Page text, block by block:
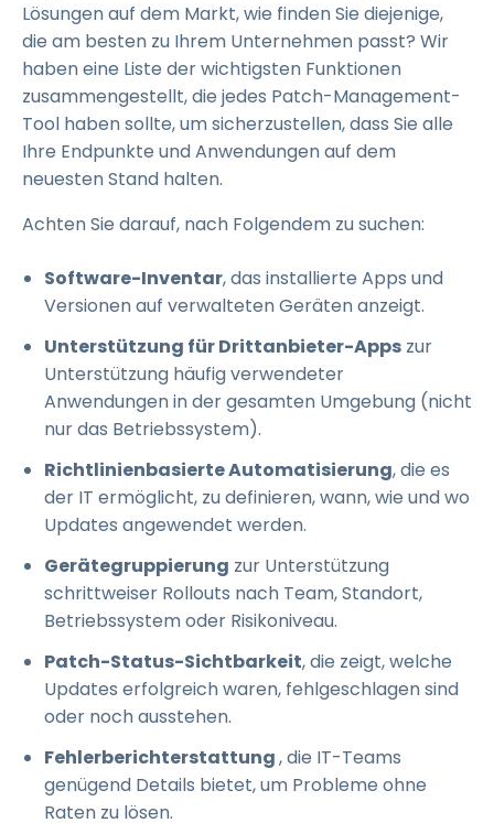
Lösungen auf dem Markt, wie finden Sie diejenige,
die am besten zu Ihrem Unternehmen passt? Wir
haben eine Liste der wichtigsten Funktionen
zusammengestellt, die jedes Patch-Management-
Tool haben sollte, um sicherzustellen, dass Sie alle
Ihre Endpunkte und Anwendungen auf dem
neuesten Stand halten.
Achten Sie darauf, nach Folgendem zu suchen:
Software-Inventar, das installierte Apps und
Versionen auf verwalteten Geräten anzeigt.
Unterstützung für Drittanbieter-Apps zur
Unterstützung häufig verwendeter
Anwendungen in der gesamten Umgebung (nicht
nur das Betriebssystem).
Richtlinienbasierte Automatisierung, die es
der IT ermöglicht, zu definieren, wann, wie und wo
Updates angewendet werden.
Gerätegruppierung zur Unterstützung
schrittweiser Rollouts nach Team, Standort,
Betriebssystem oder Risikoniveau.
Patch-Status-Sichtbarkeit, die zeigt, welche
Updates erfolgreich waren, fehlgeschlagen sind
oder noch ausstehen.
Fehlerberichterstattung, die IT-Teams
genügend Details bietet, um Probleme ohne
Raten zu lösen.